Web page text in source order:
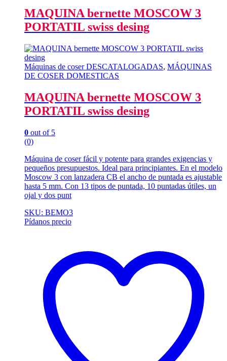
MAQUINA bernette MOSCOW 3
PORTATIL swiss desing
Máquinas de coser DESCATALOGADAS, MÁQUINAS
DE COSER DOMESTICAS
MAQUINA bernette MOSCOW 3
PORTATIL swiss desing
0 out of 5
(0)
Máquina de coser fácil y potente para grandes exigencias y
pequeños presupuestos. Ideal para principiantes. En el modelo
Moscow 3 con lanzadera CB el ancho de puntada es ajustable
hasta 5 mm. Con 13 tipos de puntada, 10 puntadas útiles, un
ojal y dos punt
SKU: BEMO3
Pídanos precio